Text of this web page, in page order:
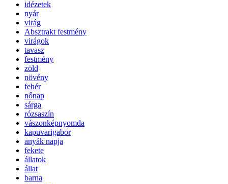
idézetek
nyár
virág
Absztrakt festmény
virágok
tavasz
festmény
zöld
növény
fehér
nőnap
sárga
rózsaszín
vászonképnyomda
kapuvarigabor
anyák napja
fekete
állatok
állat
barna